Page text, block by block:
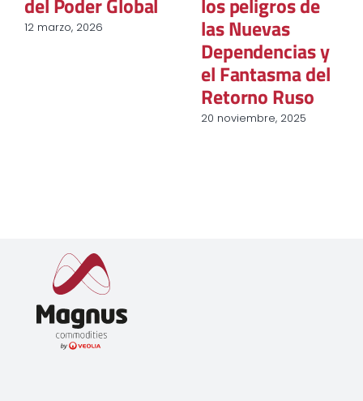
la Gestión marina para una
transición
energética
exitosa
27 junio, 2025